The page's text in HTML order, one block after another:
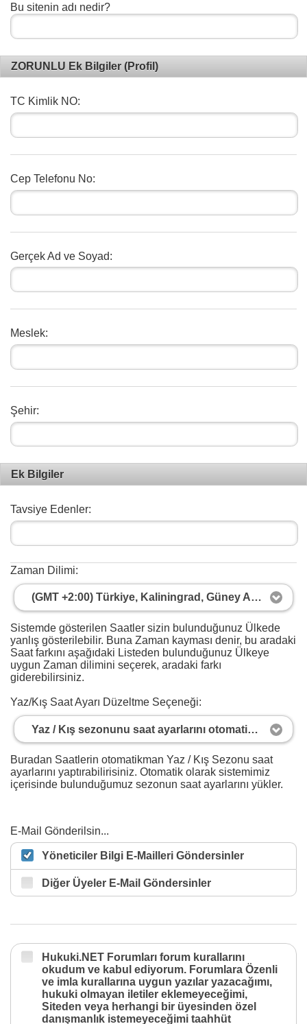
Bu sitenin adı nedir?
ZORUNLU Ek Bilgiler (Profil)
TC Kimlik NO:
Cep Telefonu No:
Gerçek Ad ve Soyad:
Meslek:
Şehir:
Ek Bilgiler
Tavsiye Edenler:
Zaman Dilimi:
(GMT +2:00) Türkiye, Kaliningrad, Güney Afrika
Sistemde gösterilen Saatler sizin bulunduğunuz Ülkede
yanlış gösterilebilir. Buna Zaman kayması denir, bu aradaki
Saat farkını aşağıdaki Listeden bulunduğunuz Ülkeye
uygun Zaman dilimini seçerek, aradaki farkı
giderebilirsiniz.
Yaz/Kış Saat Ayarı Düzeltme Seçeneği:
Yaz / Kış sezonunu saat ayarlarını otomatik yap
Buradan Saatlerin otomatikman Yaz / Kış Sezonu saat
ayarlarını yaptırabilirisiniz. Otomatik olarak sistemimiz
içerisinde bulunduğumuz sezonun saat ayarlarını yükler.
E-Mail Gönderilsin...
Yöneticiler Bilgi E-Mailleri Göndersinler
Diğer Üyeler E-Mail Göndersinler
Hukuki.NET Forumları forum kurallarını
okudum ve kabul ediyorum. Forumlara Özenli
ve imla kurallarına uygun yazılar yazacağımı,
hukuki olmayan iletiler eklemeyeceğimi,
Siteden veya herhangi bir üyesinden özel
danışmanlık istemeyeceğimi taahhüt